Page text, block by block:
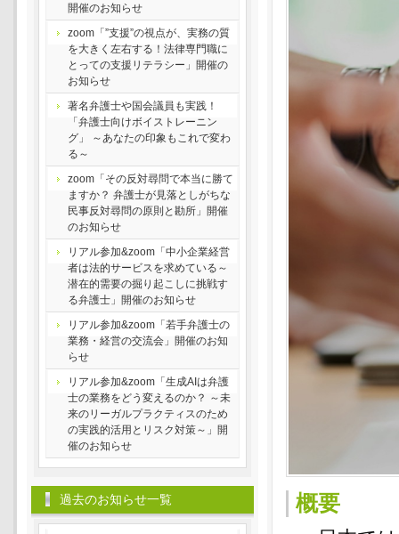
概要
開催のお知らせ
zoom「”支援”の視点が、実務の質
を大きく左右する！法律専門職に
とっての支援リテラシー」開催の
お知らせ
著名弁護士や国会議員も実践！
「弁護士向けボイストレーニン
グ」 ～あなたの印象もこれで変わ
る～
zoom「その反対尋問で本当に勝て
ますか？ 弁護士が見落としがちな
民事反対尋問の原則と勘所」開催
のお知らせ
リアル参加&zoom「中小企業経営
者は法的サービスを求めている～
潜在的需要の掘り起こしに挑戦す
る弁護士」開催のお知らせ
リアル参加&zoom「若手弁護士の
業務・経営の交流会」開催のお知
らせ
リアル参加&zoom「生成AIは弁護
士の業務をどう変えるのか？ ～未
来のリーガルプラクティスのため
の実践的活用とリスク対策～」開
催のお知らせ
過去のお知らせ一覧